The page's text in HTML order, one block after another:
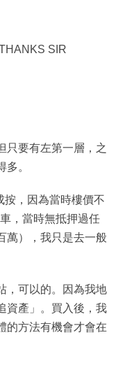
SIR
只要有左第一層，之
。
按，因為當時樓價不
，當時無抵押過任
萬），我只是去一般
，可以的。因為我地
資產」。買入後，我
的方法有機會才會在